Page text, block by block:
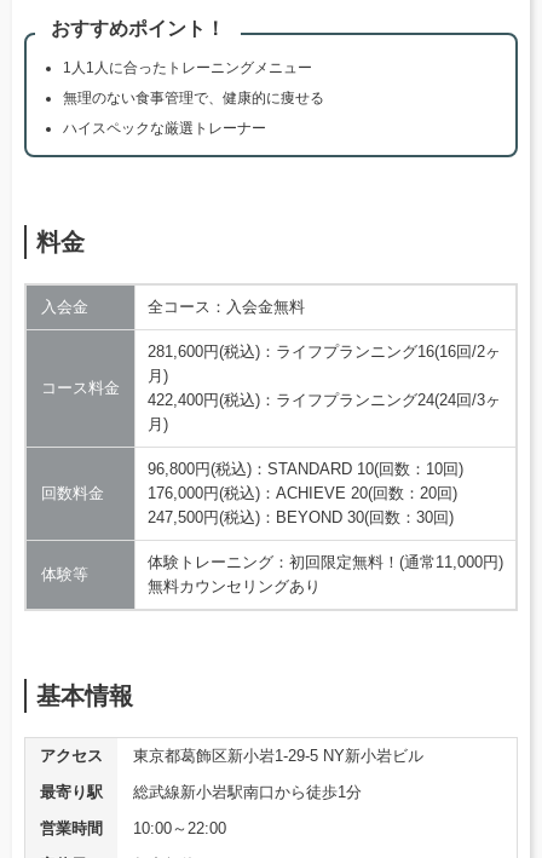
おすすめポイント！
1人1人に合ったトレーニングメニュー
無理のない食事管理で、健康的に痩せる
ハイスペックな厳選トレーナー
料金
入会金 全コース：入会金無料
コース料金
281,600円(税込)：ライフプランニング16(16回/2ヶ
月)
422,400円(税込)：ライフプランニング24(24回/3ヶ
月)
回数料金
96,800円(税込)：STANDARD 10(回数：10回)
176,000円(税込)：ACHIEVE 20(回数：20回)
247,500円(税込)：BEYOND 30(回数：30回)
体験等
体験トレーニング：初回限定無料！(通常11,000円)
無料カウンセリングあり
基本情報
アクセス
東京都葛飾区新小岩1-29-5 NY新小岩ビル
最寄り駅
総武線新小岩駅南口から徒歩1分
営業時間
10:00～22:00